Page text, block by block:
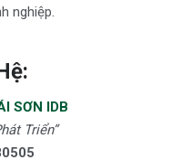
nghiệp.
SƠN IDB
Triển”